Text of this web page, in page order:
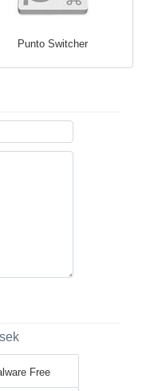
Punto Switcher
Free